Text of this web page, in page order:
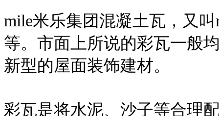
mile米乐集团混凝土瓦，又
等。市面上所说的彩瓦一般
新型的屋面装饰建材。
彩瓦是将水泥、沙子等合理